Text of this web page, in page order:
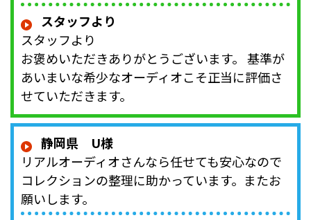
スタッフより
スタッフより
お褒めいただきありがとうございます。 基準が
あいまいな希少なオーディオこそ正当に評価さ
せていただきます。
静岡県 U様
リアルオーディオさんなら任せても安心なので
コレクションの整理に助かっています。またお
願いします。